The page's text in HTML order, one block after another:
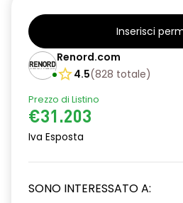
Inserisci
Renord.com
4.5(828 totale)
Prezzo di Listino
€31.203
Iva Esposta
SONO INTERESSATO A: